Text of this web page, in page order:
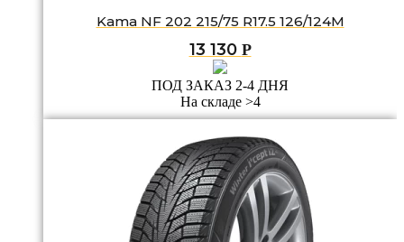
Kama NF 202 215/75 R17.5 126/124M
13 130 Р
ПОД ЗАКАЗ 2-4 ДНЯ
На складе >4